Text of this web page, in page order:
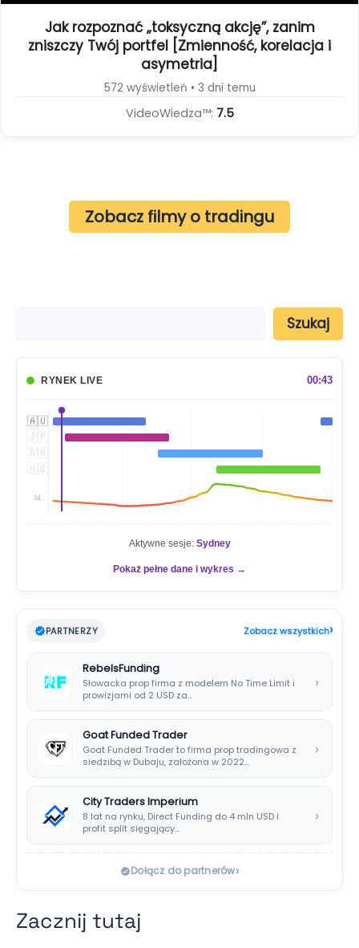
Jak rozpoznać „toksyczną akcję”, zanim
zniszczy Twój portfel [Zmienność, korelacja i
asymetria]
572 wyświetleń • 3 dni temu
VideoWiedza™: 7.5
Zobacz filmy o tradingu
Szukaj
RYNEK LIVE 00:43
🇦🇺
🇯🇵
🇬🇧
🇺🇸
📊
Aktywne sesje: Sydney
Pokaż pełne dane i wykres →
PARTNERZY Zobacz wszystkich›
RebelsFunding
Słowacka prop firma z modelem No Time Limit i
prowizjami od 2 USD za…
›
Goat Funded Trader
Goat Funded Trader to firma prop tradingowa z
siedzibą w Dubaju, założona w 2022…
›
City Traders Imperium
8 lat na rynku, Direct Funding do 4 mln USD i
profit split sięgający…
›
Dołącz do partnerów›
Zacznij tutaj